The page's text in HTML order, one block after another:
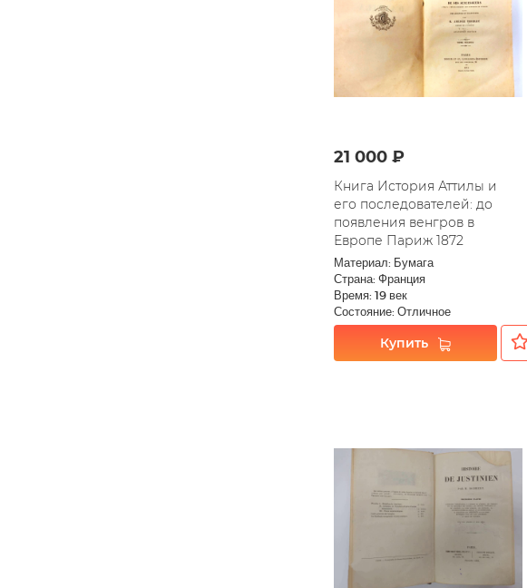
21 000 ₽
Книга История Аттилы и
его последователей: до
появления венгров в
Европе Париж 1872
Материал: Бумага
Страна: Франция
Время: 19 век
Состояние: Отличное
Купить